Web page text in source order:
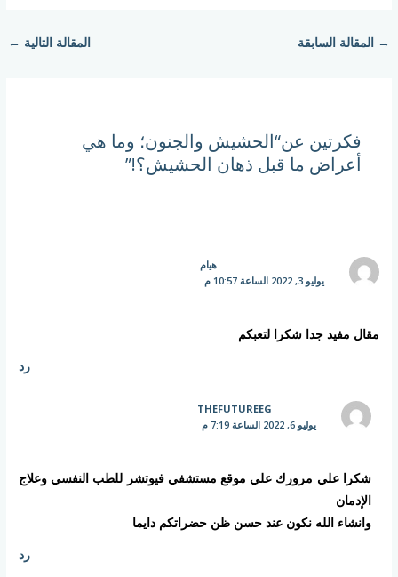
→ المقالة السابقة المقالة التالية ←
فكرتين عن“الحشيش والجنون؛ وما هي
أعراض ما قبل ذهان الحشيش؟!”
هيام
يوليو 3, 2022 الساعة 10:57 م
مقال مفيد جدا شكرا لتعبكم
رد
THEFUTUREEG
يوليو 6, 2022 الساعة 7:19 م
شكرا علي مرورك علي موقع مستشفي فيوتشر للطب النفسي وعلاج
الإدمان
وانشاء الله نكون عند حسن ظن حضراتكم دايما
رد